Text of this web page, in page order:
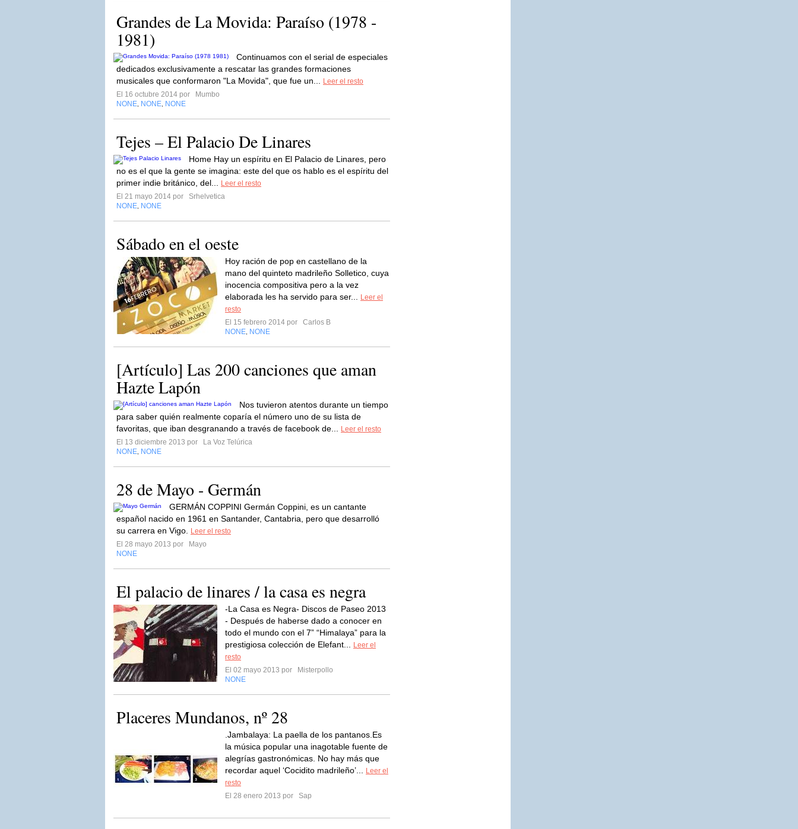
Grandes de La Movida: Paraíso (1978 -
1981)
Continuamos con el serial de especiales
dedicados exclusivamente a rescatar las grandes formaciones
musicales que conformaron "La Movida", que fue un...
Leer el resto
El 16 octubre 2014 por
Mumbo
NONE NONE NONE
Tejes – El Palacio De Linares
Home Hay un espíritu en El Palacio de Linares, pero
no es el que la gente se imagina: este del que os hablo es el espíritu del
primer indie británico, del...
Leer el resto
El 21 mayo 2014 por
Srhelvetica
NONE NONE
Sábado en el oeste
Hoy ración de pop en castellano de la
mano del quinteto madrileño Solletico, cuya
inocencia compositiva pero a la vez
elaborada les ha servido para ser...
Leer el
resto
El 15 febrero 2014 por
Carlos B
NONE NONE
[Artículo] Las 200 canciones que aman
Hazte Lapón
Nos tuvieron atentos durante un tiempo
para saber quién realmente coparía el número uno de su lista de
favoritas, que iban desgranando a través de facebook de...
Leer el resto
El 13 diciembre 2013 por
La Voz Telúrica
NONE NONE
28 de Mayo - Germán
GERMÁN COPPINI Germán Coppini, es un cantante
español nacido en 1961 en Santander, Cantabria, pero que desarrolló
su carrera en Vigo.
Leer el resto
El 28 mayo 2013 por
Mayo
NONE
El palacio de linares / la casa es negra
-La Casa es Negra- Discos de Paseo 2013
- Después de haberse dado a conocer en
todo el mundo con el 7” “Himalaya” para la
prestigiosa colección de Elefant...
Leer el
resto
El 02 mayo 2013 por
Misterpollo
NONE
Placeres Mundanos, nº 28
.Jambalaya: La paella de los pantanos.Es
la música popular una inagotable fuente de
alegrías gastronómicas. No hay más que
recordar aquel ‘Cocidito madrileño’...
Leer el
resto
El 28 enero 2013 por
Sap